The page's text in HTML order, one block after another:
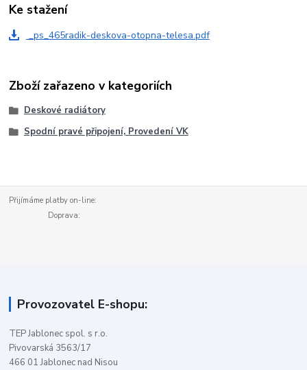
Ke stažení
_ps_465radik-deskova-otopna-telesa.pdf
Zboží zařazeno v kategoriích
Deskové radiátory
Spodní pravé připojení, Provedení VK
Přijímáme platby on-line:
Doprava:
Provozovatel E-shopu:
TEP Jablonec spol. s r.o.
Pivovarská 3563/17
466 01 Jablonec nad Nisou